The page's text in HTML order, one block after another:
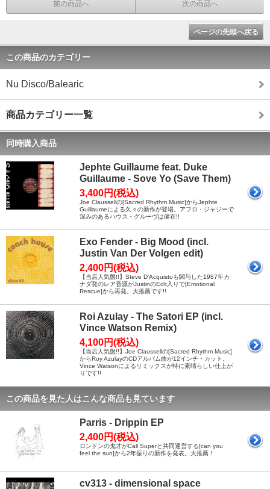
前の商品へ 次の商品へ
ページの先頭へ戻る
この商品のカテゴリー
Nu Disco/Balearic
商品カテゴリー一覧
同時購入商品
Jephte Guillaume feat. Duke
Guillaume - Sove Yo (Save Them)
3,400円(税込)
Joe Claussellの[Sacred Rhythm Music]からJephte
Guillaumeによる久々の新作が登場。アフロ・ジャジーで
深みのあるハウス・グルーヴは健在!!
Exo Fender - Big Mood (incl.
Justin Van Der Volgen edit)
2,400円(税込)
【当店人気盤!!】Steve D'Acquistoも関与した1987年カ
ナダ発のレア音源がJustinのEdit入りで[Emotional
Rescue]から再発。大推薦です!!
Roi Azulay - The Satori EP (incl.
Vince Watson Remix)
4,100円(税込)
【当店人気盤!!】Joe Claussellの[Sacred Rhythm Music]
からRoy AzulayのCDアルバム曲が12インチ・カット。
Vince Watsonによるリミックスが特に素晴らしい仕上が
りです!!
この商品を見た人はこんな商品も見ています
Parris - Drippin EP
2,400円(税込)
ロンドンの鬼才がCall Superと共同運営する[can you
feel the sun]から2年振りの新作を発表。大推薦！
cv313 - dimensional space